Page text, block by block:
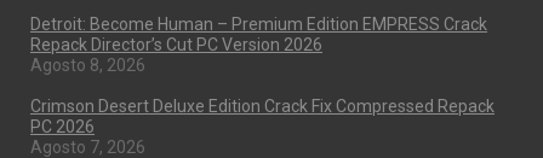
Detroit: Become Human – Premium Edition EMPRESS Crack
Repack Director’s Cut PC Version 2026
Agosto 8, 2026
Crimson Desert Deluxe Edition Crack Fix Compressed Repack
PC 2026
Agosto 7, 2026